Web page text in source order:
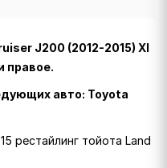
J200 (2012-2015) XI
правое.
авто: Toyota
рестайлинг тойота Land